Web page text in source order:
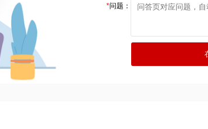
*问题：